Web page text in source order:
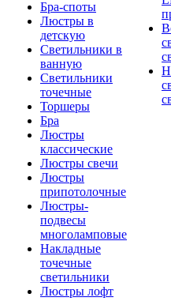
Бра-споты
Люстры в
детскую
Светильники в
ванную
Светильники
точечные
Торшеры
Бра
Люстры
классические
Люстры свечи
Люстры
припотолочные
Люстры-
подвесы
многоламповые
Накладные
точечные
светильники
Люстры лофт